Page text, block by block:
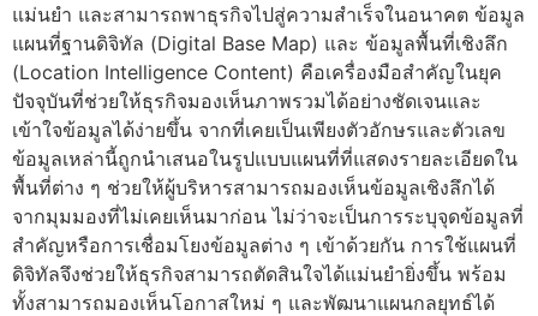
แม่นยำ และสามารถพาธุรกิจไปสู่ความสำเร็จในอนาคต ข้อมูล
แผนที่ฐานดิจิทัล (Digital Base Map) และ ข้อมูลพื้นที่เชิงลึก
(Location Intelligence Content) คือเครื่องมือสำคัญในยุค
ปัจจุบันที่ช่วยให้ธุรกิจมองเห็นภาพรวมได้อย่างชัดเจนและ
เข้าใจข้อมูลได้ง่ายขึ้น จากที่เคยเป็นเพียงตัวอักษรและตัวเลข
ข้อมูลเหล่านี้ถูกนำเสนอในรูปแบบแผนที่ที่แสดงรายละเอียดใน
พื้นที่ต่าง ๆ ช่วยให้ผู้บริหารสามารถมองเห็นข้อมูลเชิงลึกได้
จากมุมมองที่ไม่เคยเห็นมาก่อน ไม่ว่าจะเป็นการระบุจุดข้อมูลที่
สำคัญหรือการเชื่อมโยงข้อมูลต่าง ๆ เข้าด้วยกัน การใช้แผนที่
ดิจิทัลจึงช่วยให้ธุรกิจสามารถตัดสินใจได้แม่นยำยิ่งขึ้น พร้อม
ทั้งสามารถมองเห็นโอกาสใหม่ ๆ และพัฒนาแผนกลยุทธ์ได้